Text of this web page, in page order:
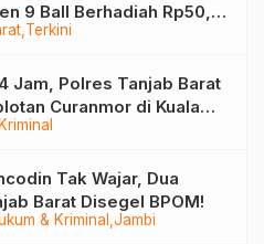
Terkini
9 Ball Berhadiah Rp50,8
Jam, Polres Tanjab Barat
Curanmor di Kuala
& Kriminal Jambi
Tak Wajar, Dua
Barat Disegel BPOM!